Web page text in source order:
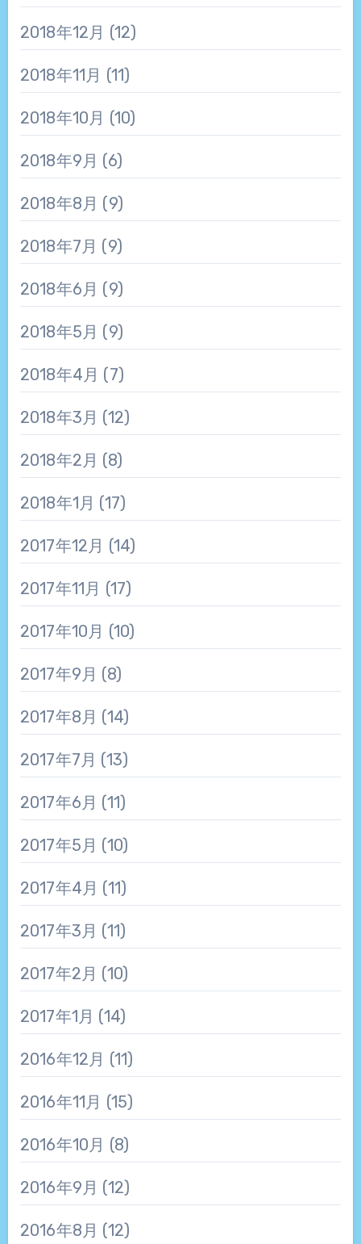
2018年12月 (12)
2018年11月 (11)
2018年10月 (10)
2018年9月 (6)
2018年8月 (9)
2018年7月 (9)
2018年6月 (9)
2018年5月 (9)
2018年4月 (7)
2018年3月 (12)
2018年2月 (8)
2018年1月 (17)
2017年12月 (14)
2017年11月 (17)
2017年10月 (10)
2017年9月 (8)
2017年8月 (14)
2017年7月 (13)
2017年6月 (11)
2017年5月 (10)
2017年4月 (11)
2017年3月 (11)
2017年2月 (10)
2017年1月 (14)
2016年12月 (11)
2016年11月 (15)
2016年10月 (8)
2016年9月 (12)
2016年8月 (12)